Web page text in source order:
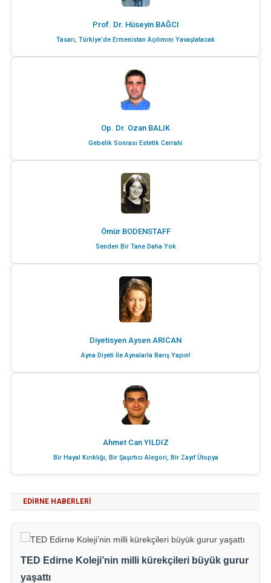
Prof. Dr. Hüseyin BAĞCI
Tasarı, Türkiye’de Ermenistan Açılımını Yavaşlatacak
Op. Dr. Ozan BALIK
Gebelik Sonrası Estetik Cerrahi
Ömür BODENSTAFF
Senden Bir Tane Daha Yok
Diyetisyen Aysen ARICAN
Ayna Diyeti İle Aynalarla Barış Yapın!
Ahmet Can YILDIZ
Bir Hayal Kırıklığı, Bir Şaşırtıcı Alegori, Bir Zayıf Ütopya
EDIRNE HABERLERI
TED Edirne Koleji’nin milli kürekçileri büyük gurur
yaşattı